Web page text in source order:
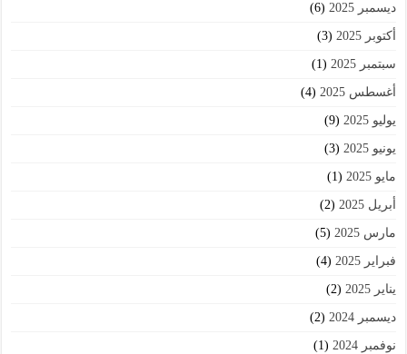
ديسمبر 2025 (6)
أكتوبر 2025 (3)
سبتمبر 2025 (1)
أغسطس 2025 (4)
يوليو 2025 (9)
يونيو 2025 (3)
مايو 2025 (1)
أبريل 2025 (2)
مارس 2025 (5)
فبراير 2025 (4)
يناير 2025 (2)
ديسمبر 2024 (2)
نوفمبر 2024 (1)